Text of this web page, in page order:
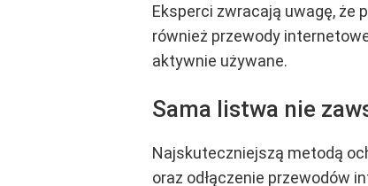
Eksperci zwracają uwagę, że
również przewody
aktywnie używane.
Sama listwa nie
Najskuteczniejszą metodą
oraz odłączenie przewodów